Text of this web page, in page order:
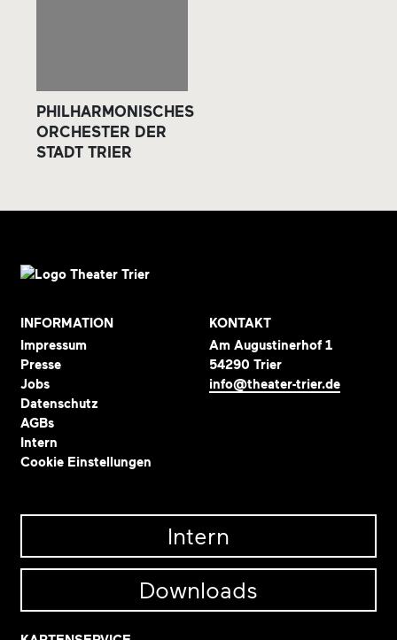
PHILHARMONISCHES
ORCHESTER DER
STADT TRIER
INFORMATION
Impressum
Presse
Jobs
Datenschutz
AGBs
Intern
Cookie Einstellungen
KONTAKT
Am Augustinerhof 1
54290 Trier
info@theater-trier.de
Intern
Downloads